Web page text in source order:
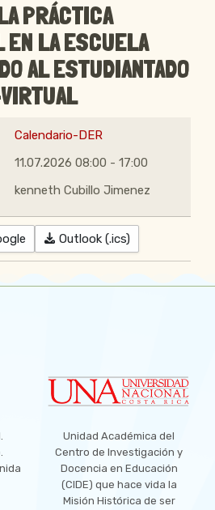
PRÁCTICA
EN LA ESCUELA
AL ESTUDIANTADO
Calendario-DER
11.07.2026 08:00 - 17:00
kenneth Cubillo Jimenez
Outlook (.ics)
Unidad Académica del
Centro de Investigación y
Docencia en Educación
(CIDE) que hace vida la
Misión Histórica de ser